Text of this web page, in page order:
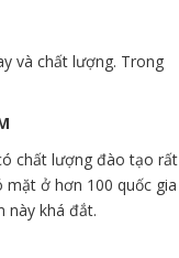
và chất lượng. Trong
chất lượng đào tạo rất
ở hơn 100 quốc gia
này khá đắt.